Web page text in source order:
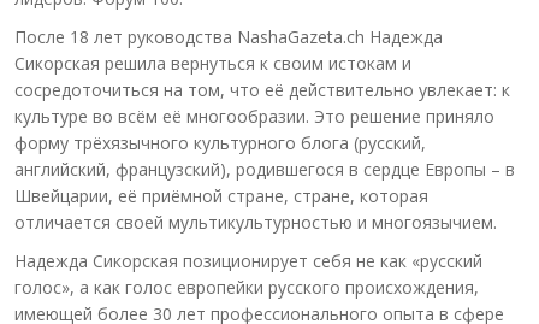
После 18 лет руководства NashaGazeta.ch Надежда
Сикорская решила вернуться к своим истокам и
сосредоточиться на том, что её действительно увлекает: к
культуре во всём её многообразии. Это решение приняло
форму трёхязычного культурного блога (русский,
английский, французский), родившегося в сердце Европы – в
Швейцарии, её приёмной стране, стране, которая
отличается своей мультикультурностью и многоязычием.
Надежда Сикорская позиционирует себя не как «русский
голос», а как голос европейки русского происхождения,
имеющей более 30 лет профессионального опыта в сфере